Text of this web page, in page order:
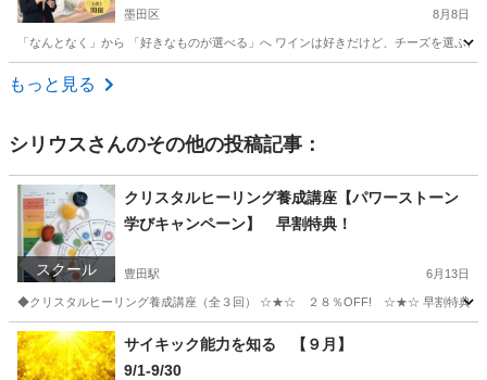
墨田区 8月8日
「なんとなく」から 「好きなものが選べる」へ ワインは好きだけど、チーズを選ぶ
東京 墨田区
もっと見る
シリウスさんのその他の投稿記事：
スクール
クリスタルヒーリング養成講座【パワーストーン
学びキャンペーン】 早割特典！
豊田駅 6月13日
◆クリスタルヒーリング養成講座（全３回） ☆★☆ ２８％OFF! ☆★☆ 早割特典 ８
東京 日野市 豊田駅 その他 ペンデュラム
サイキック能力を知る 【９月】
9/1-9/30